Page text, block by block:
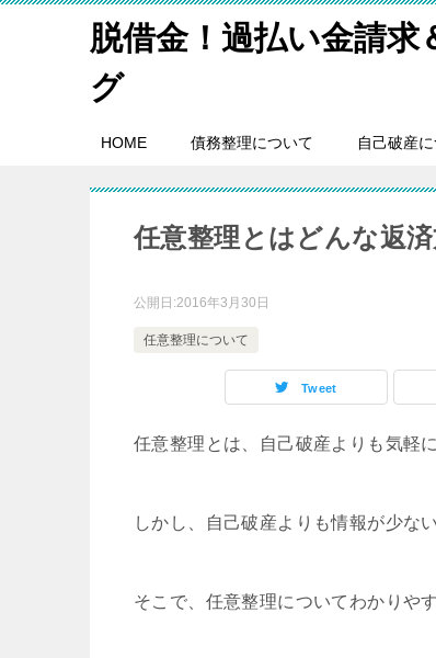
脱借金！過払い金請求
グ
HOME 債務整理について 自己破産
任意整理とはどんな返
公開日:2016年3月30日
任意整理について
Tweet
任意整理とは、自己破産よりも気軽
しかし、自己破産よりも情報が少な
そこで、任意整理についてわかりや